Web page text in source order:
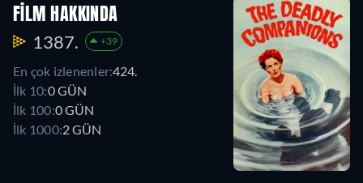
FILM HAKKINDA
1387. +39
En çok izlenenler:424.
İlk 10:0 GÜN
İlk 100:0 GÜN
İlk 1000:2 GÜN